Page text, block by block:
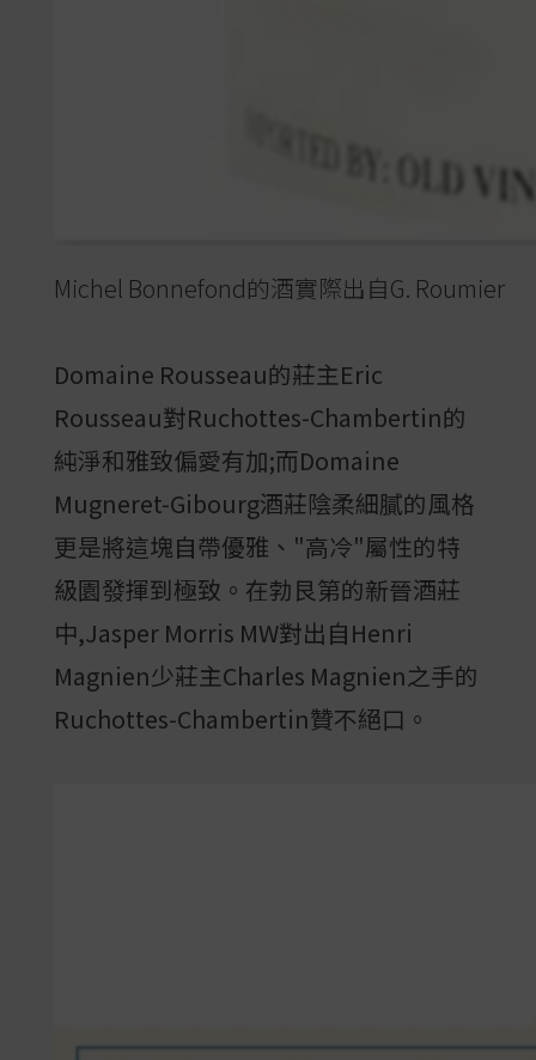
Michel Bonnefond的酒實際出自G. Roumier
Domaine Rousseau的莊主Eric
Rousseau對Ruchottes-Chambertin的
純淨和雅致偏愛有加;而Domaine
Mugneret-Gibourg酒莊陰柔細膩的風格
更是將這塊自帶優雅、"高冷"屬性的特
級園發揮到極致。在勃艮第的新晉酒莊
中,Jasper Morris MW對出自Henri
Magnien少莊主Charles Magnien之手的
Ruchottes-Chambertin贊不絕口。